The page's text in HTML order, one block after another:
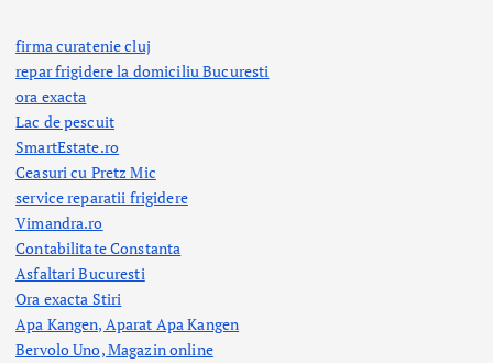
firma curatenie cluj
repar frigidere la domiciliu Bucuresti
ora exacta
Lac de pescuit
SmartEstate.ro
Ceasuri cu Pretz Mic
service reparatii frigidere
Vimandra.ro
Contabilitate Constanta
Asfaltari Bucuresti
Ora exacta Stiri
Apa Kangen, Aparat Apa Kangen
Bervolo Uno, Magazin online